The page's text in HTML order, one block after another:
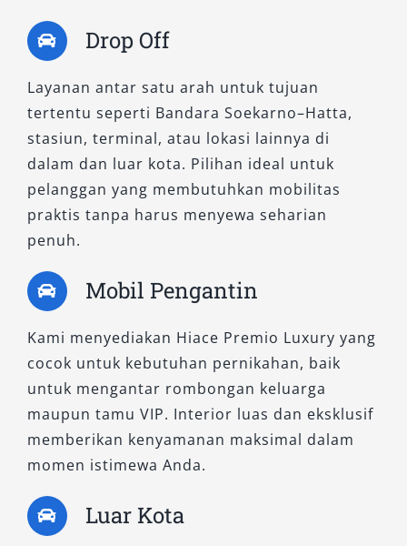
Fasilitas kabin mewah setara MPV
eksekutif
Suasana interior lebih private dan nyaman
Sangat cocok untuk layanan rental Hiace
Tangerang dengan sopir profesional
Memberikan pengalaman berkendara
berkelas
3. HiAce Commuter
Sebagai varian paling fungsional, HiAce
Commuter tetap menjadi pilihan favorit banyak
pelanggan. Mobil ini memiliki kapasitas hingga
15 penumpang dengan pengaturan tempat
duduk yang efisien, cocok untuk berbagai
kegiatan seperti drop off bandara, event
perusahaan, hingga kunjungan sekolah.
varian Premio, Commuter tetap unggul dari
sisi fungsionalitas dan harga yang lebih
Drop Off
Layanan antar satu arah untuk tujuan
tertentu seperti Bandara Soekarno–Hatta,
stasiun, terminal, atau lokasi lainnya di
dalam dan luar kota. Pilihan ideal untuk
pelanggan yang membutuhkan mobilitas
praktis tanpa harus menyewa seharian
penuh.
Mobil Pengantin
Kami menyediakan Hiace Premio Luxury yang
cocok untuk kebutuhan pernikahan, baik
untuk mengantar rombongan keluarga
maupun tamu VIP. Interior luas dan eksklusif
memberikan kenyamanan maksimal dalam
momen istimewa Anda.
Luar Kota